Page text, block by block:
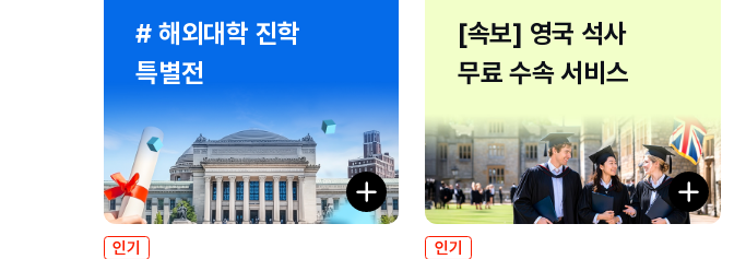
# 해외대학 진학
특별전
인기
[속보] 영국 석사
무료 수속 서비스
인기